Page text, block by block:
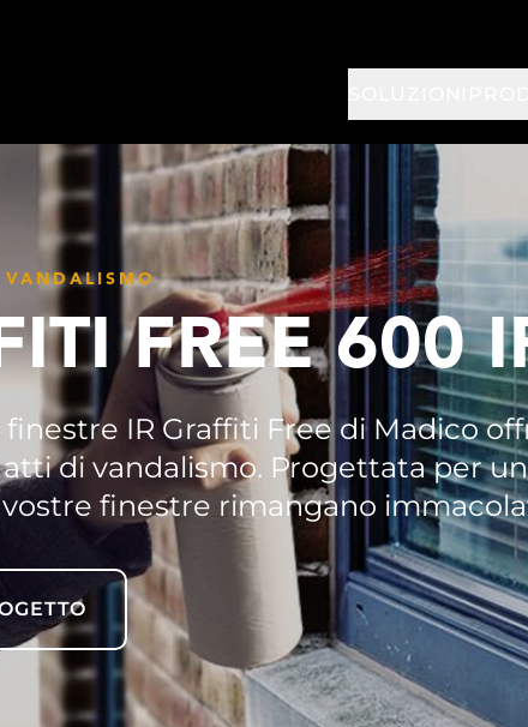
FREE 600
finestre IR Graffiti Free di Madico
di vandalismo. Progettata per
finestre rimangano